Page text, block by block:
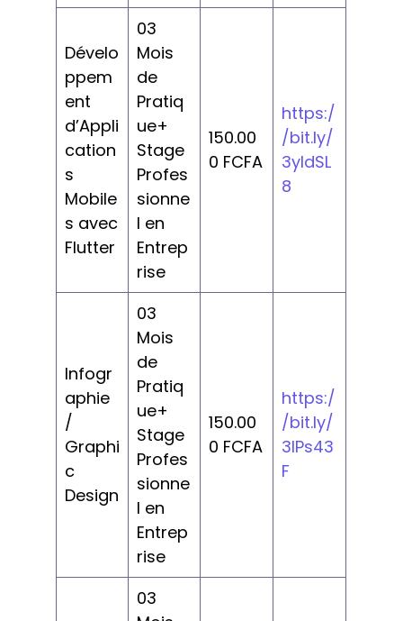
Dévelo
ppem
ent
d’Appli
cation
s
Mobile
s avec
Flutter
03
Mois
de
Pratiq
ue+
Stage
Profes
sionne
l en
Entrep
rise
150.00
0 FCFA
https:/
/bit.ly/
3yldSL
8
Infogr
aphie
/
Graphi
c
Design
03
Mois
de
Pratiq
ue+
Stage
Profes
sionne
l en
Entrep
rise
150.00
0 FCFA
https:/
/bit.ly/
3IPs43
F
03